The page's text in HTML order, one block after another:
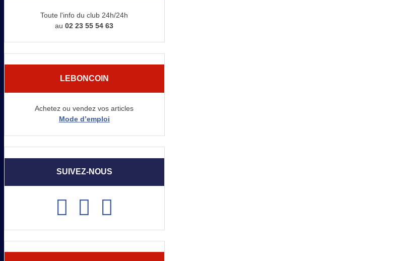
Toute l'info du club 24h/24h
au02 23 55 54 63
LEBONCOIN
Achetez ou vendez vos articles
Mode d’emploi
SUIVEZ-NOUS